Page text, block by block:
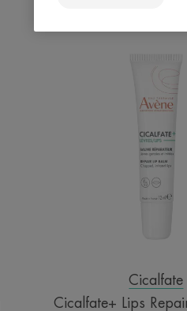
lip
|
Cicalfate
Cicalfate+ Lips